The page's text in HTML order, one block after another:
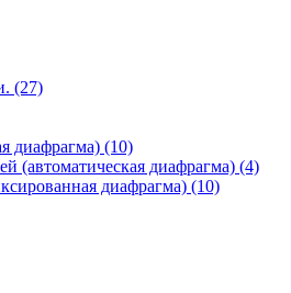
(27)
диафрагма) (10)
(автоматическая диафрагма) (4)
диафрагма) (10)